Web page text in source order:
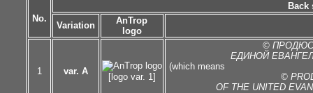
No.
Back
Variation
AnTrop
logo
1 var. A
[logo var. 1]
©
ЕДИНОЙ
(which means
©
OF THE UNITED